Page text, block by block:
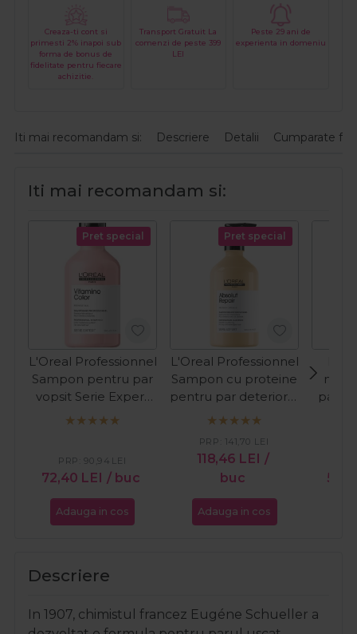
Creaza-ti cont si
primesti 2% inapoi sub
forma de bonus de
fidelitate pentru fiecare
achizitie.
Transport Gratuit La
comenzi de peste 399
LEI
Peste 29 ani de
experienta in domeniu
Iti mai recomandam si: Descriere Detalii Cumparate
Iti mai recomandam si:
Pret special
L'Oreal Professionnel
Sampon pentru par
vopsit Serie Expert
Vitamino Color
72,40 LEI / buc
PRP: 90,94 LEI
Adauga in cos
Pret special
L'Oreal Professionnel
Sampon cu proteine
pentru par deteriorat
Absolut Repair
118,46 LEI /
buc
PRP: 141,70 LEI
Adauga in cos
par
Descriere
In 1907, chimistul francez Eugéne Schueller a